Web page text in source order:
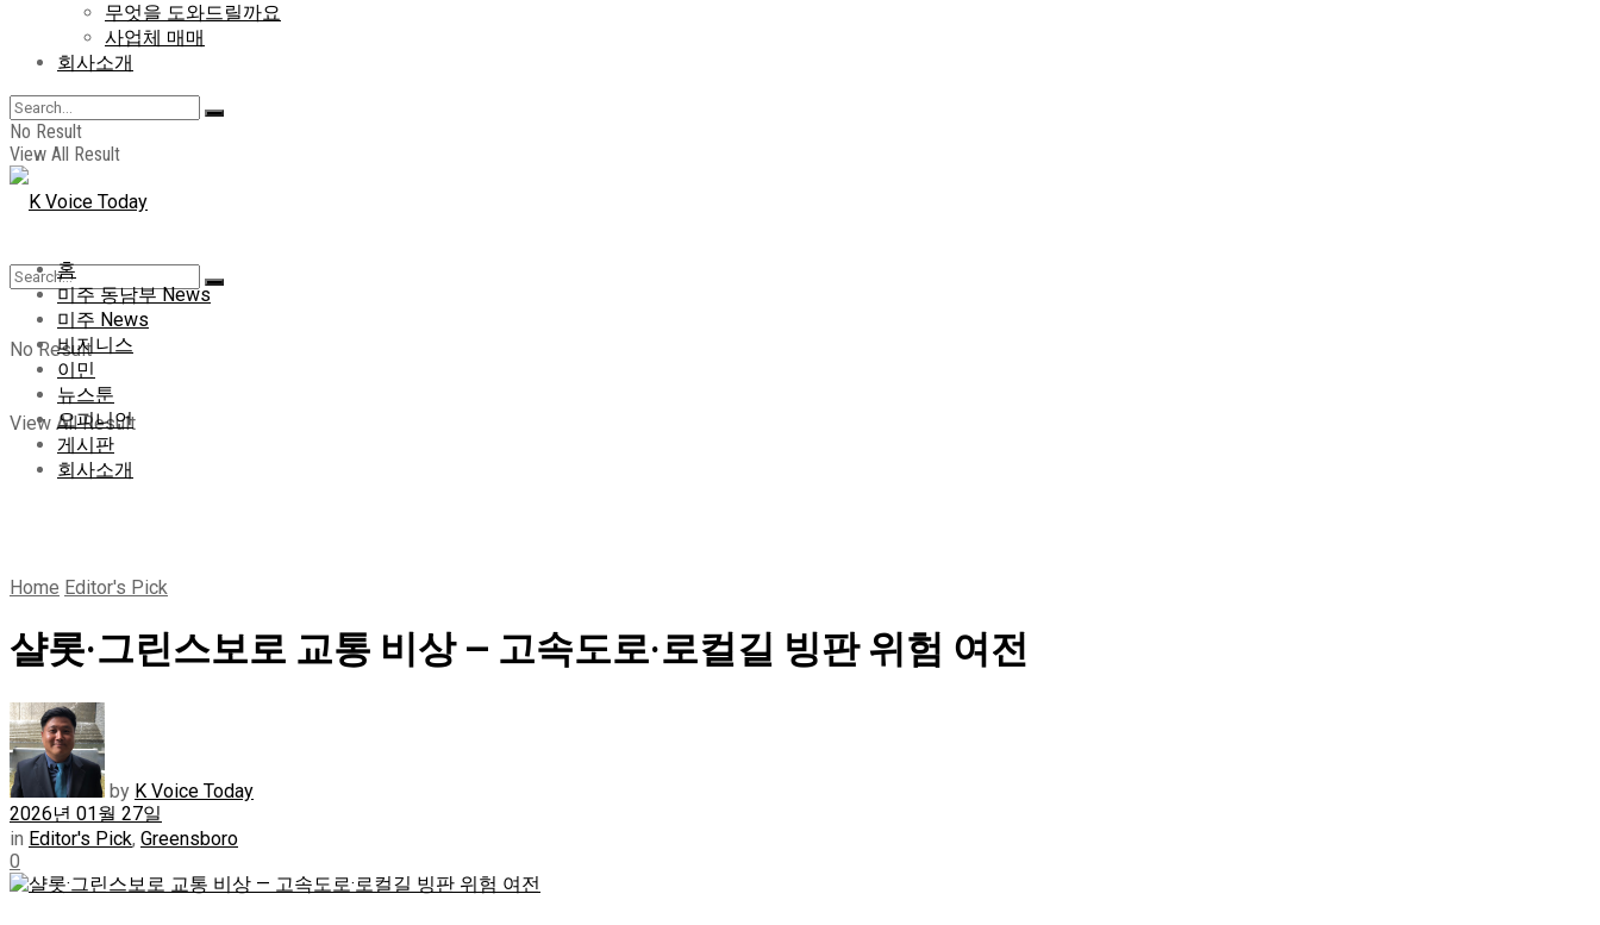
무엇을 도와드릴까요
사업체 매매
회사소개
No Result
View All Result
No Result
View All Result
홈
미주 동남부 News
미주 News
비지니스
이민
뉴스툰
오피니언
게시판
회사소개
Home Editor's Pick
샬롯·그린스보로 교통 비상 — 고속도로·로컬길 빙판 위험 여전
by K Voice Today
2026년 01월 27일
in Editor's Pick, Greensboro
0